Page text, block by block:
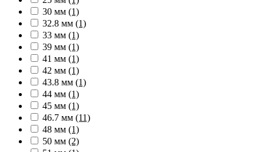
30 мм (1)
32.8 мм (1)
33 мм (1)
39 мм (1)
41 мм (1)
42 мм (1)
43.8 мм (1)
44 мм (1)
45 мм (1)
46.7 мм (11)
48 мм (1)
50 мм (2)